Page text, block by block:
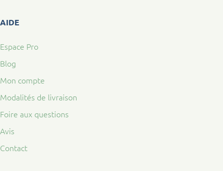
AIDE
Espace Pro
Blog
Mon compte
Modalités de livraison
Foire aux questions
Avis
Contact